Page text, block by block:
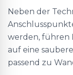
Neben der
werden, führen
auf eine
passend zu